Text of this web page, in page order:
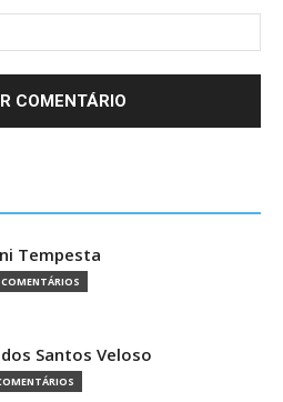
Tempesta
Santos Veloso